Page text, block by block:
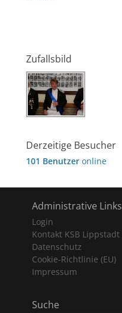
Zufallsbild
Derzeitige Besucher
101 Benutzer online
Administrative Links
Login
Kontakt KSB Lippstadt
Datenschutz
Cookie-Richtlinie (EU)
Impressum
Suche